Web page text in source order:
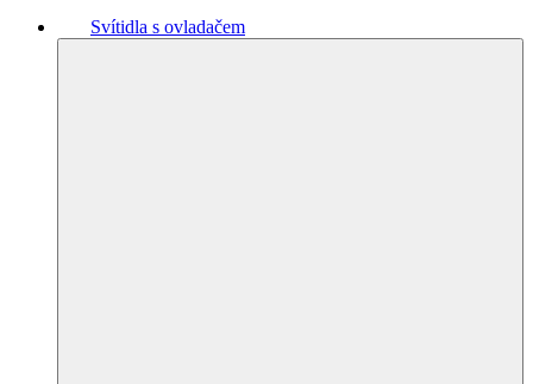
Svítidla s ovladačem